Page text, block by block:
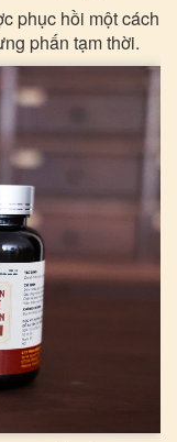
phục hồi một cách
phấn tạm thời.